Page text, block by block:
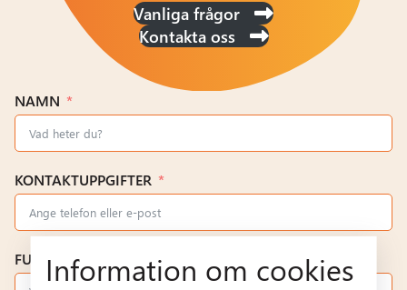
Vanliga frågor
Kontakta oss
NAMN
KONTAKTUPPGIFTER
FULLSTÄNDIG GATUADRESS
Information om cookies